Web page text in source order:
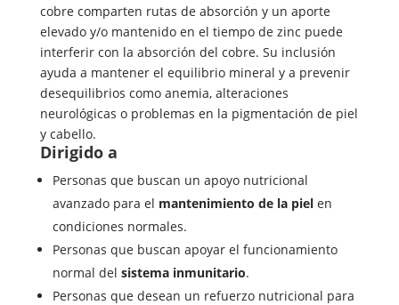
cobre comparten rutas de absorción y un aporte
elevado y/o mantenido en el tiempo de zinc puede
interferir con la absorción del cobre. Su inclusión
ayuda a mantener el equilibrio mineral y a prevenir
desequilibrios como anemia, alteraciones
neurológicas o problemas en la pigmentación de piel
y cabello.
Dirigido a
Personas que buscan un apoyo nutricional
avanzado para el mantenimiento de la pielen
condiciones normales.
Personas que buscan apoyar el funcionamiento
normal del sistema inmunitario.
Personas que desean un refuerzo nutricional para